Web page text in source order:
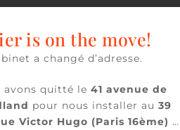
(86)
(50)
is on the move!
a changé d’adresse.
avons quitté le 41 avenue de
pour nous installer au 39
Victor Hugo (Paris 16ème) …